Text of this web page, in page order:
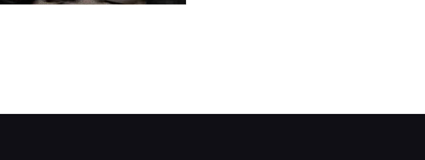
AsssociationArtivista/
artivista_project/
company/associationartivista